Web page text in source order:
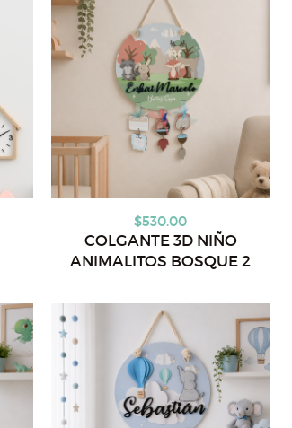
$530.00
COLGANTE 3D NIÑO
ANIMALITOS BOSQUE 2